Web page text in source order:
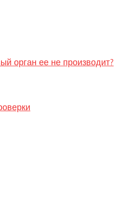
орган ее не производит?